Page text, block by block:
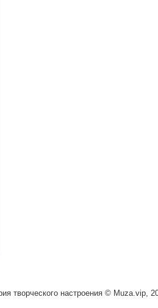
творческого настроения © Muza.vip,